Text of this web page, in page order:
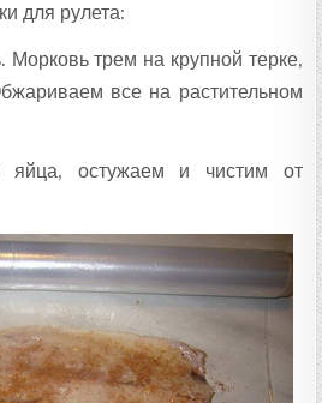
для рулета:
Морковь трем на крупной терке,
все на растительном
яйца, остужаем и чистим от